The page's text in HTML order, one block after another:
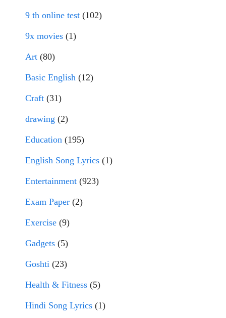
9 th online test (102)
9x movies (1)
Art (80)
Basic English (12)
Craft (31)
drawing (2)
Education (195)
English Song Lyrics (1)
Entertainment (923)
Exam Paper (2)
Exercise (9)
Gadgets (5)
Goshti (23)
Health & Fitness (5)
Hindi Song Lyrics (1)